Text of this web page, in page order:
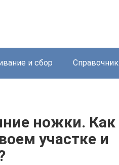
и сбор Справочник
ножки. Как
участке и